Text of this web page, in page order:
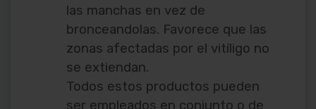
las manchas en vez de
bronceandolas. Favorece que las
zonas afectadas por el vitíligo no
se extiendan.
Todos estos productos pueden
ser empleados en conjunto o de